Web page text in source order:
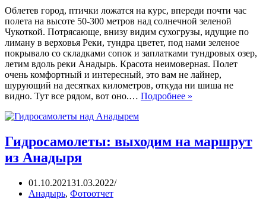
Облетев город, птички ложатся на курс, впереди почти час
полета на высоте 50-300 метров над солнечной зеленой
Чукоткой. Потрясающе, внизу видим сухогрузы, идущие по
лиману в верховья Реки, тундра цветет, под нами зеленое
покрывало со складками сопок и заплатками тундровых озер,
летим вдоль реки Анадырь. Красота неимоверная. Полет
очень комфортный и интересный, это вам не лайнер,
шурующий на десятках километров, откуда ни шиша не
видно. Тут все рядом, вот оно.… Подробнее »
Гидросамолеты: выходим на маршрут
из Анадыря
01.10.202131.03.2022
Анадырь, Фотоотчет